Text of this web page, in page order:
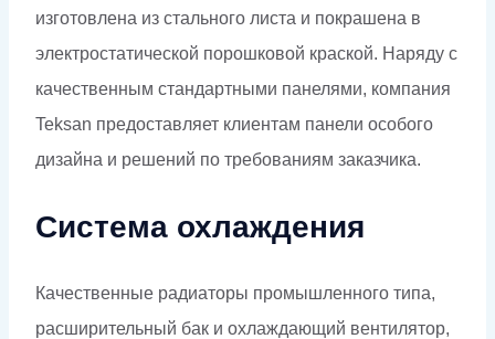
изготовлена из стального листа и покрашена в
электростатической порошковой краской. Наряду с
качественным стандартными панелями, компания
Teksan предоставляет клиентам панели особого
дизайна и решений по требованиям заказчика.
Система охлаждения
Качественные радиаторы промышленного типа,
расширительный бак и охлаждающий вентилятор,